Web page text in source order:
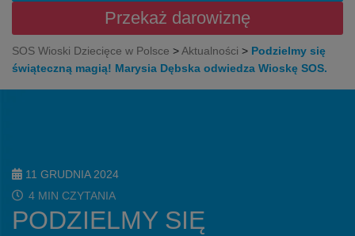
Przekaż darowiznę
SOS Wioski Dziecięce w Polsce >Aktualności > Podzielmy się
świąteczną magią! Marysia Dębska odwiedza Wioskę SOS.
11 GRUDNIA 2024
4 MIN CZYTANIA
PODZIELMY SIĘ